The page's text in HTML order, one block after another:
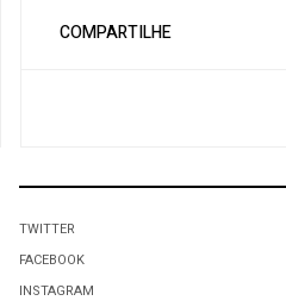
COMPARTILHE
TWITTER
FACEBOOK
INSTAGRAM